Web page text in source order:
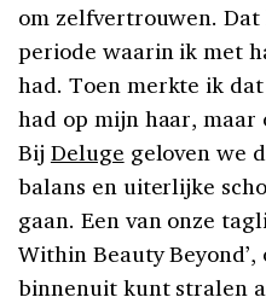
om zelfvertrouwen.
periode waarin ik met
had. Toen merkte ik
had op mijn haar,
Bij Deluge geloven we
balans en uiterlijke
gaan. Een van onze
Within Beauty
binnenuit kunt stralen